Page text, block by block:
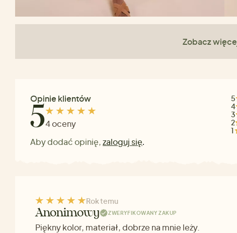
Zobacz
Opinie klientów
54 oceny
Aby dodać opinię,zaloguj się.
5
4
3
2
1
Rok temu
Anonimowy ZWERYFIKOWANY ZAKUP
Piękny kolor, materiał, dobrze na mnie leży.